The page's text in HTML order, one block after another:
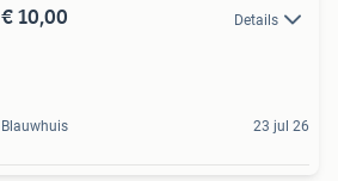
€ 10,00 Details
Blauwhuis 23 jul 26